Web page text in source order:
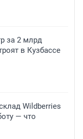
за 2 млрд
в Кузбассе
Wildberries
— что